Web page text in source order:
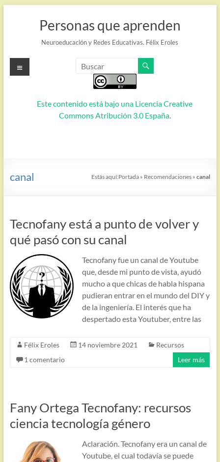
Personas que aprenden
Neuroeducación y Redes Educativas. Félix Eroles
Este contenido está bajo una Licencia Creative
Commons Atribución 3.0 España.
Menú
canal Estás aquí:Portada » Recomendaciones »canal
Tecnofany está a punto de volver y
qué pasó con su canal
Tecnofany fue un canal de Youtube
que, desde mi punto de vista, ayudó
mucho a que chicas de habla hispana
pudieran entrar en el mundo del DIY y
de la ingeniería. El interés que ha
despertado esta Youtuber, entre las
Félix Eroles 14 noviembre 2021
Recursos
1 comentario
Leer más
Fany Ortega Tecnofany: recursos
ciencia tecnología género
Aclaración. Tecnofany era un canal de
Youtube, el cual todavía se puede